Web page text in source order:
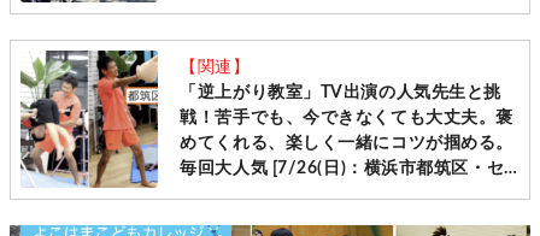
［毎週土日＠横浜・神奈川10会場 先着受
【関連】
「逆上がり教室」TV出演の人気先生と挑
戦！苦手でも、今できなくても大丈夫。褒
めてくれる、楽しく一緒にコツが掴める。
毎回大人気 [7/26(日)：横浜市都筑区・セ
ンター南]